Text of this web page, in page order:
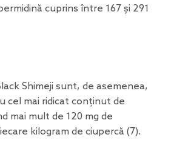
cuprins între 167 și 291
Shimeji sunt, de asemenea,
cel mai ridicat conținut de
mai mult de 120 mg de
kilogram de ciupercă (7).